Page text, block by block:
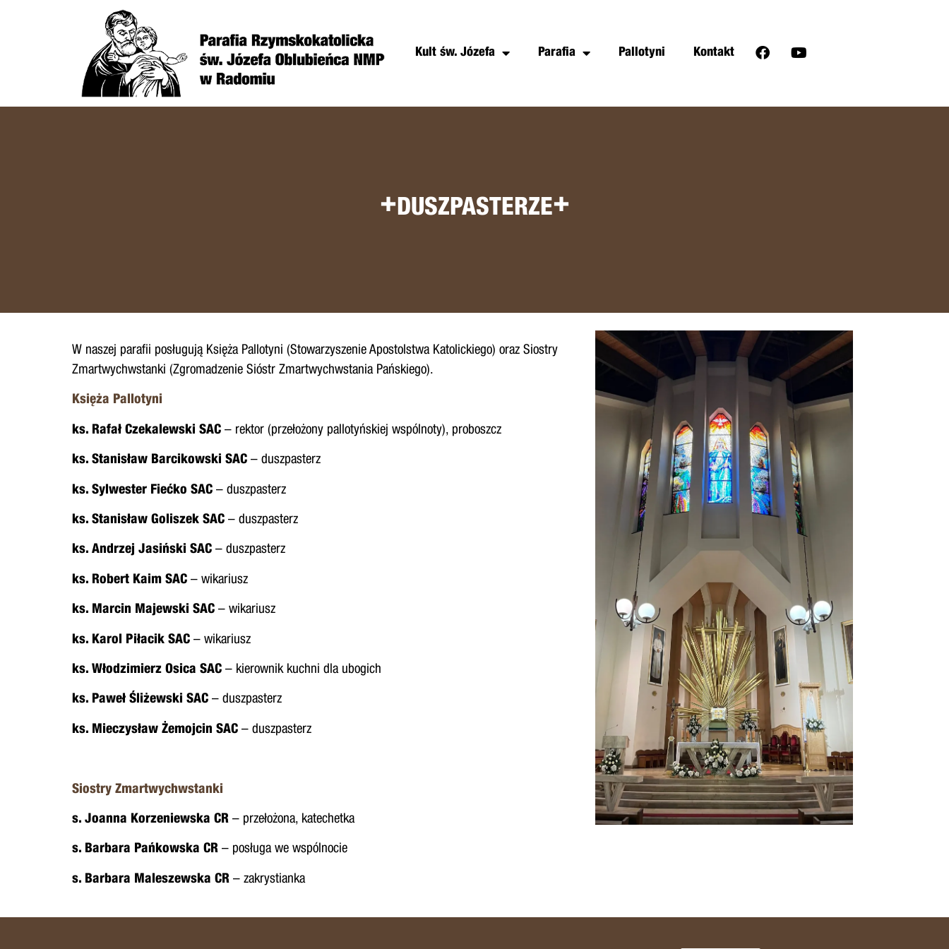
Kult św. Józefa Parafia Pallotyni Kontakt
+DUSZPASTERZE+
W naszej parafii posługują Księża Pallotyni (Stowarzyszenie Apostolstwa Katolickiego) oraz Siostry
Zmartwychwstanki (Zgromadzenie Sióstr Zmartwychwstania Pańskiego).
Księża Pallotyni
ks. Rafał Czekalewski SAC – rektor (przełożony pallotyńskiej wspólnoty), proboszcz
ks. Stanisław Barcikowski SAC – duszpasterz
ks. Sylwester Fiećko SAC – duszpasterz
ks. Stanisław Goliszek SAC – duszpasterz
ks. Andrzej Jasiński SAC – duszpasterz
ks. Robert Kaim SAC – wikariusz
ks. Marcin Majewski SAC – wikariusz
ks. Karol Piłacik SAC – wikariusz
ks. Włodzimierz Osica SAC – kierownik kuchni dla ubogich
ks. Paweł Śliżewski SAC – duszpasterz
ks. Mieczysław Żemojcin SAC – duszpasterz
Siostry Zmartwychwstanki
s. Joanna Korzeniewska CR – przełożona, katechetka
s. Barbara Pańkowska CR – posługa we wspólnocie
s. Barbara Maleszewska CR – zakrystianka